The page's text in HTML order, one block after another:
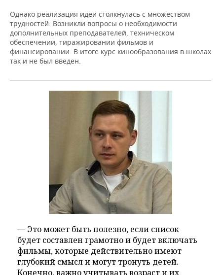
Однако реализация идеи столкнулась с множеством
трудностей. Возникли вопросы о необходимости
дополнительных преподавателей, техническом
обеспечении, тиражировании фильмов и
финансировании. В итоге курс кинообразования в школах
так и не был введен.
— Это может быть полезно, если список
будет составлен грамотно и будет включать
фильмы, которые действительно имеют
глубокий смысл и могут тронуть детей.
Конечно, важно учитывать возраст и их